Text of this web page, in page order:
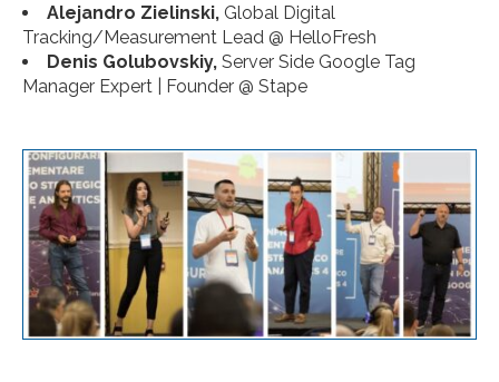
Alejandro Zielinski, Global Digital
Tracking/Measurement Lead @ HelloFresh
Denis Golubovskiy, Server Side Google Tag
Manager Expert | Founder @ Stape